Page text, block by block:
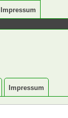
Impressum
Impressum